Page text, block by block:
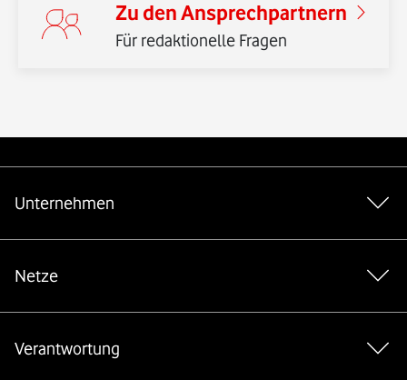
Zu den Ansprechpartnern
Für redaktionelle Fragen
Unternehmen
Netze
Verantwortung